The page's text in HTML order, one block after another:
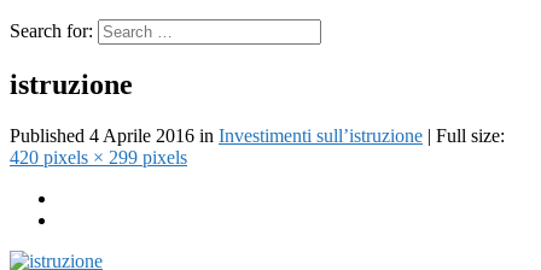
Search for:
istruzione
Published 4 Aprile 2016 in Investimenti sull’istruzione | Full size:
420 pixels × 299 pixels